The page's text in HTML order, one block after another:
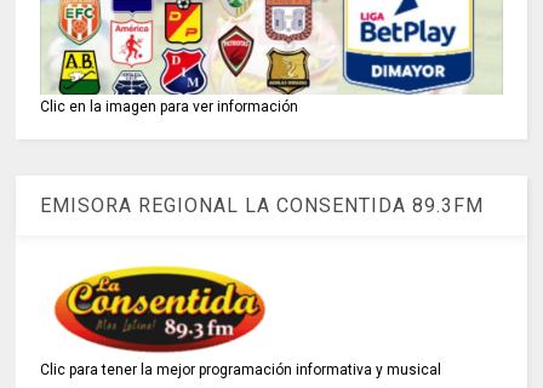
Clic en la imagen para ver información
EMISORA REGIONAL LA CONSENTIDA 89.3FM
Clic para tener la mejor programación informativa y musical